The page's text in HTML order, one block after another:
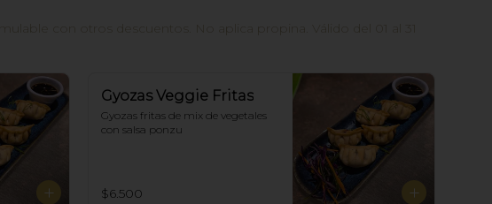
Gyozas Veggie Fritas
Gyozas fritas de mix de vegetales
con salsa ponzu
$6.500